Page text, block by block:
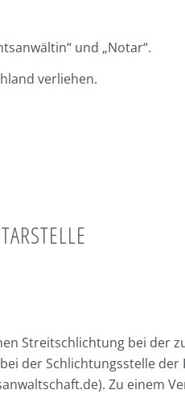
und „Notar“.
verliehen.
Streitschlichtung bei der
der Schlichtungsstelle der
). Zu einem